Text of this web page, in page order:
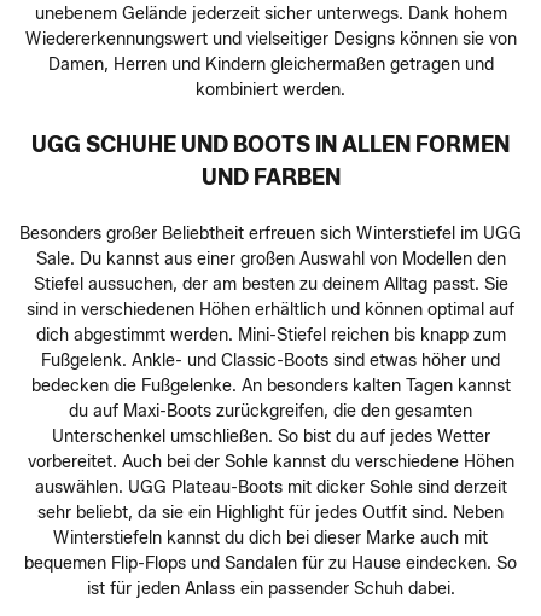
unebenem Gelände jederzeit sicher unterwegs. Dank hohem
Wiedererkennungswert und vielseitiger Designs können sie von
Damen, Herren und Kindern gleichermaßen getragen und
kombiniert werden.
UGG SCHUHE UND BOOTS IN ALLEN FORMEN
UND FARBEN
Besonders großer Beliebtheit erfreuen sich Winterstiefel im UGG
Sale. Du kannst aus einer großen Auswahl von Modellen den
Stiefel aussuchen, der am besten zu deinem Alltag passt. Sie
sind in verschiedenen Höhen erhältlich und können optimal auf
dich abgestimmt werden. Mini-Stiefel reichen bis knapp zum
Fußgelenk. Ankle- und Classic-Boots sind etwas höher und
bedecken die Fußgelenke. An besonders kalten Tagen kannst
du auf Maxi-Boots zurückgreifen, die den gesamten
Unterschenkel umschließen. So bist du auf jedes Wetter
vorbereitet. Auch bei der Sohle kannst du verschiedene Höhen
auswählen. UGG Plateau-Boots mit dicker Sohle sind derzeit
sehr beliebt, da sie ein Highlight für jedes Outfit sind. Neben
Winterstiefeln kannst du dich bei dieser Marke auch mit
bequemen Flip-Flops und Sandalen für zu Hause eindecken. So
ist für jeden Anlass ein passender Schuh dabei.